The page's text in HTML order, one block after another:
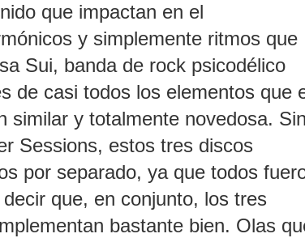
que impactan en el
y simplemente ritmos que
Sui, banda de rock psicodélico
de casi todos los elementos que
similar y totalmente novedosa. Sin
Sessions, estos tres discos
por separado, ya que todos
que, en conjunto, los tres
bastante bien. Olas